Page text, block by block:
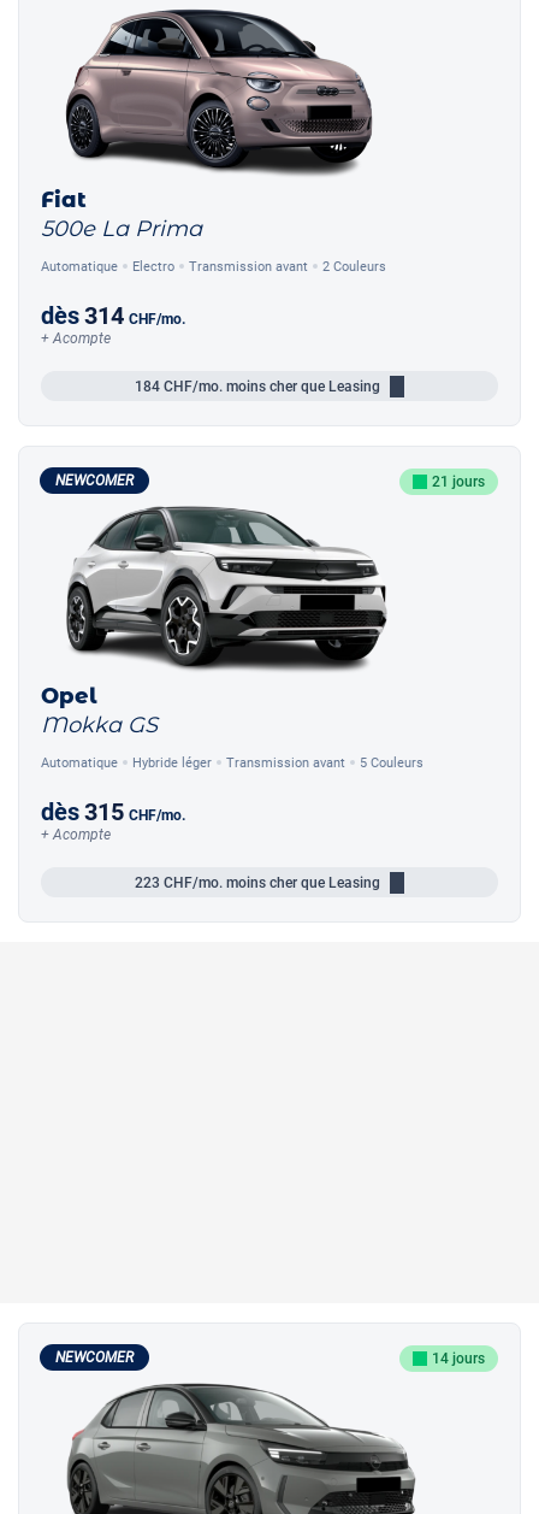
Fiat
500e La Prima
Automatique Electro Transmission avant 2 Couleurs
dès314 CHF/mo.
+ Acompte
184 CHF/mo. moins cher que Leasing
NEWCOMER 21 jours
Opel
Mokka GS
Automatique Hybride léger Transmission avant 5 Couleurs
dès315 CHF/mo.
+ Acompte
223 CHF/mo. moins cher que Leasing
NEWCOMER 14 jours